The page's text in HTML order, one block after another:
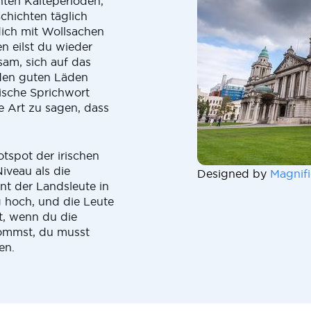
täglich
mit Wollsachen
eilst du wieder
sich auf das
guten Läden
Sprichwort
Art zu sagen, dass
der irischen
als die
der Landsleute in
hoch, und die Leute
wenn du die
du musst
Designed by